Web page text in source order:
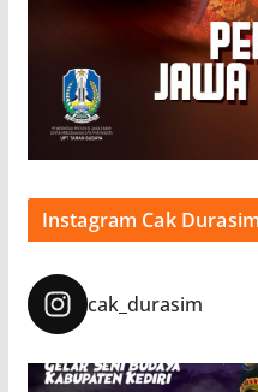
Instagram Cak Durasim
cak_durasim